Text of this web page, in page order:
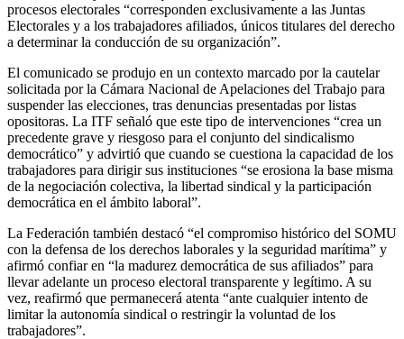
procesos electorales “corresponden exclusivamente a las Juntas
Electorales y a los trabajadores afiliados, únicos titulares del derecho
a determinar la conducción de su organización”.
El comunicado se produjo en un contexto marcado por la cautelar
solicitada por la Cámara Nacional de Apelaciones del Trabajo para
suspender las elecciones, tras denuncias presentadas por listas
opositoras. La ITF señaló que este tipo de intervenciones “crea un
precedente grave y riesgoso para el conjunto del sindicalismo
democrático” y advirtió que cuando se cuestiona la capacidad de los
trabajadores para dirigir sus instituciones “se erosiona la base misma
de la negociación colectiva, la libertad sindical y la participación
democrática en el ámbito laboral”.
La Federación también destacó “el compromiso histórico del SOMU
con la defensa de los derechos laborales y la seguridad marítima” y
afirmó confiar en “la madurez democrática de sus afiliados” para
llevar adelante un proceso electoral transparente y legítimo. A su
vez, reafirmó que permanecerá atenta “ante cualquier intento de
limitar la autonomía sindical o restringir la voluntad de los
trabajadores”.